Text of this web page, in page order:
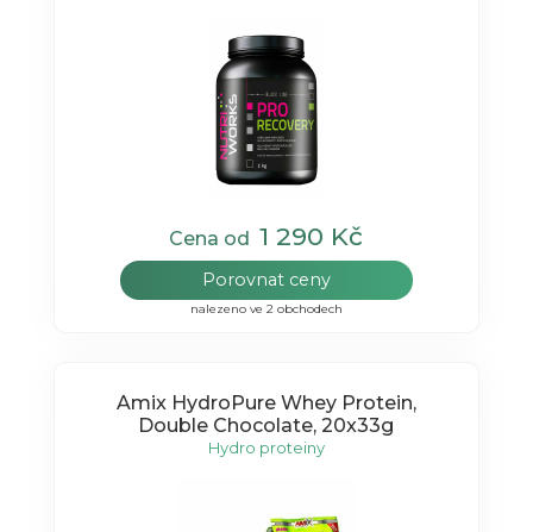
Cena od1 290 Kč
Porovnat ceny
nalezeno ve 2 obchodech
Amix HydroPure Whey Protein,
Double Chocolate, 20x33g
Hydro proteiny